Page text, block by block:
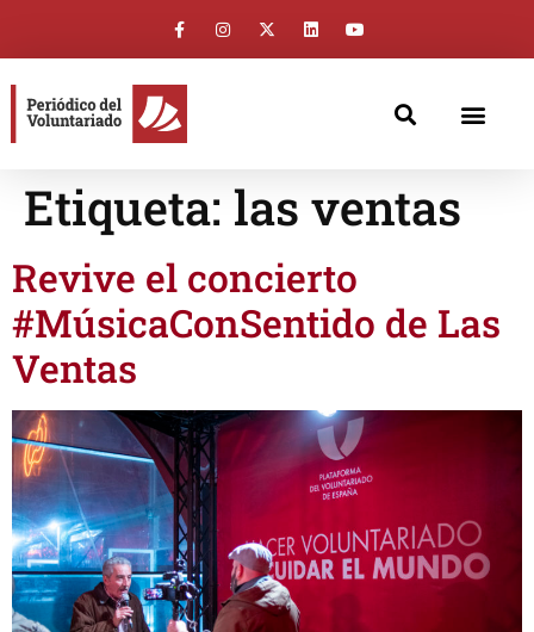
Etiqueta: las ventas
Revive el concierto
#MúsicaConSentido de Las
Ventas